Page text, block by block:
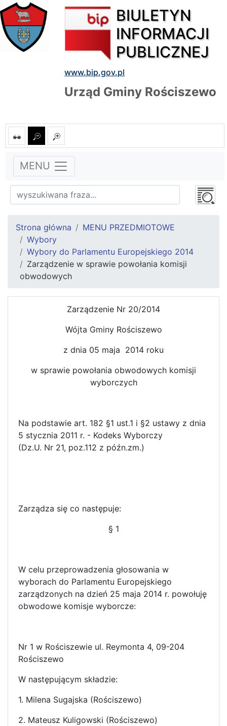
BIULETYN
INFORMACJI
PUBLICZNEJ
www.bip.gov.pl
Urząd Gminy Rościszewo
MENU
Strona główna
MENU PRZEDMIOTOWE
Wybory
Wybory do Parlamentu Europejskiego 2014
Zarządzenie w sprawie powołania komisji
obwodowych
Zarządzenie Nr 20/2014
Wójta Gminy Rościszewo
z dnia 05 maja 2014 roku
w sprawie powołania obwodowych komisji
wyborczych
Na podstawie art. 182 §1 ust.1 i §2 ustawy z dnia
5 stycznia 2011 r. - Kodeks Wyborczy
(Dz.U. Nr 21, poz.112 z późn.zm.)
Zarządza się co następuje:
§ 1
W celu przeprowadzenia głosowania w
wyborach do Parlamentu Europejskiego
zarządzonych na dzień 25 maja 2014 r. powołuję
obwodowe komisje wyborcze:
Nr 1 w Rościszewie ul. Reymonta 4, 09-204
Rościszewo
W następującym składzie:
1. Milena Sugajska (Rościszewo)
2. Mateusz Kuligowski (Rościszewo)